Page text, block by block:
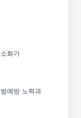
화가
예방 노력과